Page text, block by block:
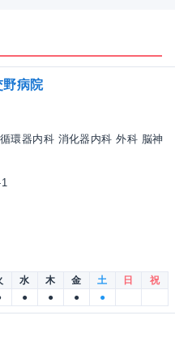
野病院
環器内科 消化器内科 外科 脳神
水 木 金 土 日
祝
● ● ● ●